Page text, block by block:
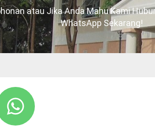
atau Jika Anda Mahu Kami
WhatsApp Sekarang!